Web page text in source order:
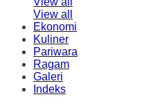
View all
Ekonomi
Kuliner
Pariwara
Ragam
Galeri
Indeks